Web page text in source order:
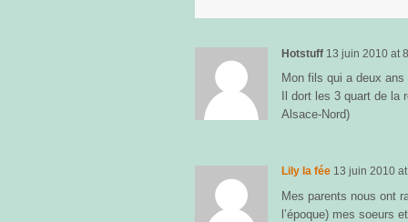
Hotstuff 13 juin 2010 at
Mon fils qui a deux ans
Il dort les 3 quart de
Alsace-Nord)
Lily la fée 13 juin 2010
Mes parents nous ont
l’époque) mes soeurs